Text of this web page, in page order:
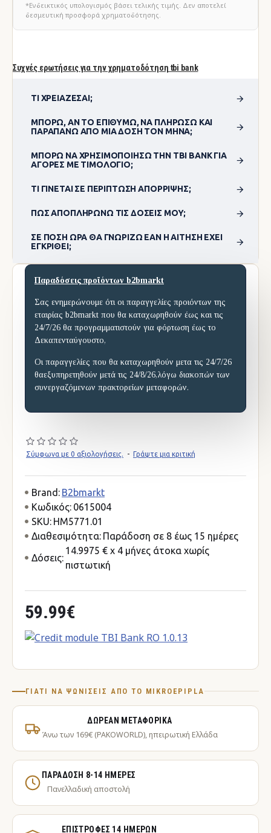
Συχνές ερωτήσεις για την χρηματοδότηση tbi bank
ΤΙ ΧΡΕΙΆΖΕΣΑΙ;
ΜΠΟΡΏ, ΑΝ ΤΟ ΕΠΙΘΥΜΏ, ΝΑ ΠΛΗΡΏΣΩ ΚΑΙ
ΠΑΡΑΠΆΝΩ ΑΠΌ ΜΊΑ ΔΌΣΗ ΤΟΝ ΜΉΝΑ;
ΜΠΟΡΏ ΝΑ ΧΡΗΣΙΜΟΠΟΊΗΣΩ ΤΗΝ TBI BANK ΓΙΑ
ΑΓΟΡΈΣ ΜΕ ΤΙΜΟΛΌΓΙΟ;
ΤΙ ΓΊΝΕΤΑΙ ΣΕ ΠΕΡΊΠΤΩΣΗ ΑΠΌΡΡΙΨΗΣ;
ΠΏΣ ΑΠΟΠΛΗΡΏΝΩ ΤΙΣ ΔΌΣΕΙΣ ΜΟΥ;
ΣΕ ΠΌΣΗ ΏΡΑ ΘΑ ΓΝΩΡΊΖΩ ΕΆΝ Η ΑΊΤΗΣΗ ΈΧΕΙ
ΕΓΚΡΙΘΕΊ;
*Ενδεικτικός υπολογισμός βάσει τελικής τιμής. Δεν αποτελεί
δεσμευτική προσφορά χρηματοδότησης.
Παραδόσεις προϊόντων b2bmarkt
Σας ενημερώνουμε ότι οι παραγγελίες προιόντων της
εταιρίας b2bmarkt που θα καταχωρηθούν έως και τις
24/7/26 θα προγραμματιστούν για φόρτωση έως το
Δεκαπενταύγουστο,
Οι παραγγελίες που θα καταχωρηθούν μετα τις 24/7/26
θαεξυπηρετηθούν μετά τις 24/8/26,λόγω διακοπών των
συνεργαζόμενων πρακτορείων μεταφορών.
Σύμφωνα με 0 αξιολογήσεις. - Γράψτε μια κριτική
59.99€
Brand: B2bmarkt
Κωδικός: 0615004
SKU: HM5771.01
Διαθεσιμότητα: Παράδοση σε 8 έως 15 ημέρες
Δόσεις:
14.9975 € x 4 μήνες άτοκα χωρίς
πιστωτική
ΓΙΑΤΊ ΝΑ ΨΩΝΊΣΕΙΣ ΑΠΌ ΤΟ MIKROEPIPLA
ΔΩΡΕΆΝ ΜΕΤΑΦΟΡΙΚΆ
Άνω των 169€ (PAKOWORLD), ηπειρωτική Ελλάδα
ΠΑΡΆΔΟΣΗ 8-14 ΗΜΈΡΕΣ
Πανελλαδική αποστολή
ΕΠΙΣΤΡΟΦΈΣ 14 ΗΜΕΡΏΝ